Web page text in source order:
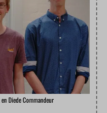
Diede Commandeur